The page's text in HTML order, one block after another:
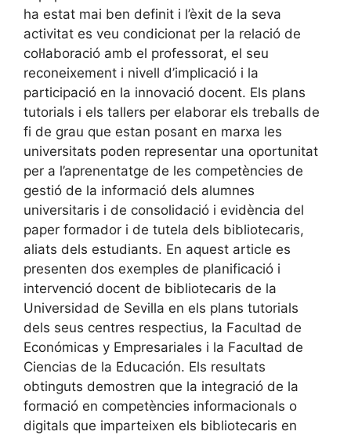
ha estat mai ben definit i l’èxit de la seva
activitat es veu condicionat per la relació de
col·laboració amb el professorat, el seu
reconeixement i nivell d’implicació i la
participació en la innovació docent. Els plans
tutorials i els tallers per elaborar els treballs de
fi de grau que estan posant en marxa les
universitats poden representar una oportunitat
per a l’aprenentatge de les competències de
gestió de la informació dels alumnes
universitaris i de consolidació i evidència del
paper formador i de tutela dels bibliotecaris,
aliats dels estudiants. En aquest article es
presenten dos exemples de planificació i
intervenció docent de bibliotecaris de la
Universidad de Sevilla en els plans tutorials
dels seus centres respectius, la Facultad de
Económicas y Empresariales i la Facultad de
Ciencias de la Educación. Els resultats
obtinguts demostren que la integració de la
formació en competències informacionals o
digitals que imparteixen els bibliotecaris en